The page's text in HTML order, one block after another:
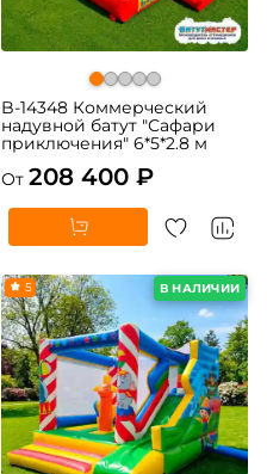
B-14348 Коммерческий
надувной батут "Сафари
приключения" 6*5*2.8 м
От 208 400 ₽
В НАЛИЧИИ
5